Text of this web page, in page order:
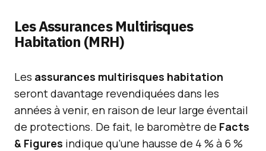
Les Assurances Multirisques
Habitation (MRH)
Les assurances multirisques habitation
seront davantage revendiquées dans les
années à venir, en raison de leur large éventail
de protections. De fait, le baromètre de Facts
& Figures indique qu’une hausse de 4 % à 6 %